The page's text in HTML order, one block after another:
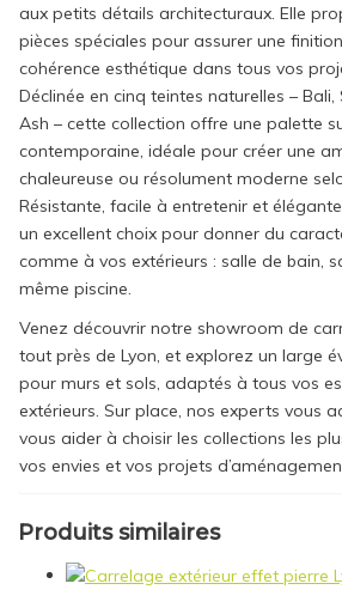
aux petits détails architecturaux. Elle
pièces spéciales pour assurer une
cohérence esthétique dans tous vos
Déclinée en cinq teintes naturelles – Bali,
Ash – cette collection offre une palette
contemporaine, idéale pour créer une
chaleureuse ou résolument moderne
Résistante, facile à entretenir et
un excellent choix pour donner du
comme à vos extérieurs : salle de bain,
même piscine.
Venez découvrir notre showroom de
tout près de Lyon, et explorez un large
pour murs et sols, adaptés à tous vos
extérieurs. Sur place, nos experts vous
vous aider à choisir les collections les
vos envies et vos projets
Produits similaires